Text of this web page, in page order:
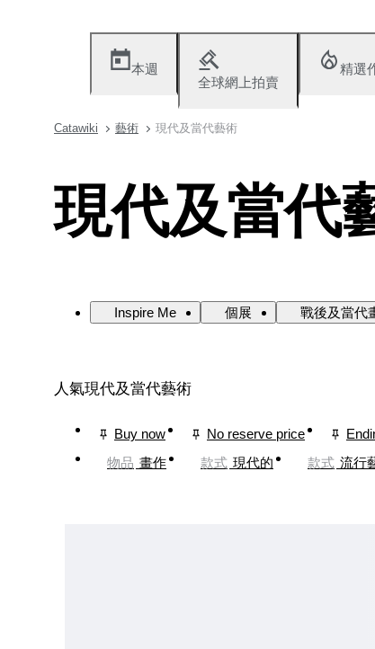
本週
全球網上拍賣
精選
Catawiki 藝術 現代及當代藝術
現代及當代
Inspire Me 個展 戰後及當代
人氣現代及當代藝術
Buy now No reserve price
物品 畫作 款式 現代的 款式 流行